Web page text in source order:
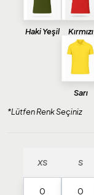
Haki Yeşil Kırmızı
Sarı
*Lütfen Renk Seçiniz
XS S